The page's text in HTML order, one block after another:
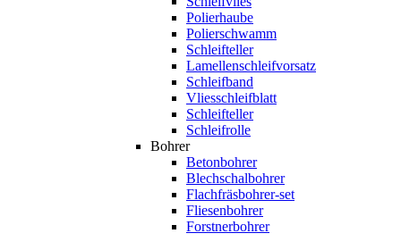
Polierhaube
Polierschwamm
Schleifteller
Lamellenschleifvorsatz
Schleifband
Vliesschleifblatt
Schleifteller
Schleifrolle
Bohrer
Betonbohrer
Blechschalbohrer
Flachfräsbohrer-set
Fliesenbohrer
Forstnerbohrer